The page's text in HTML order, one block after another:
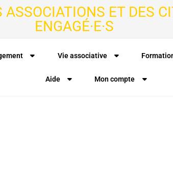
ET DES
ENGAGÉ·E·S
Vie associative
Aide Mon compte